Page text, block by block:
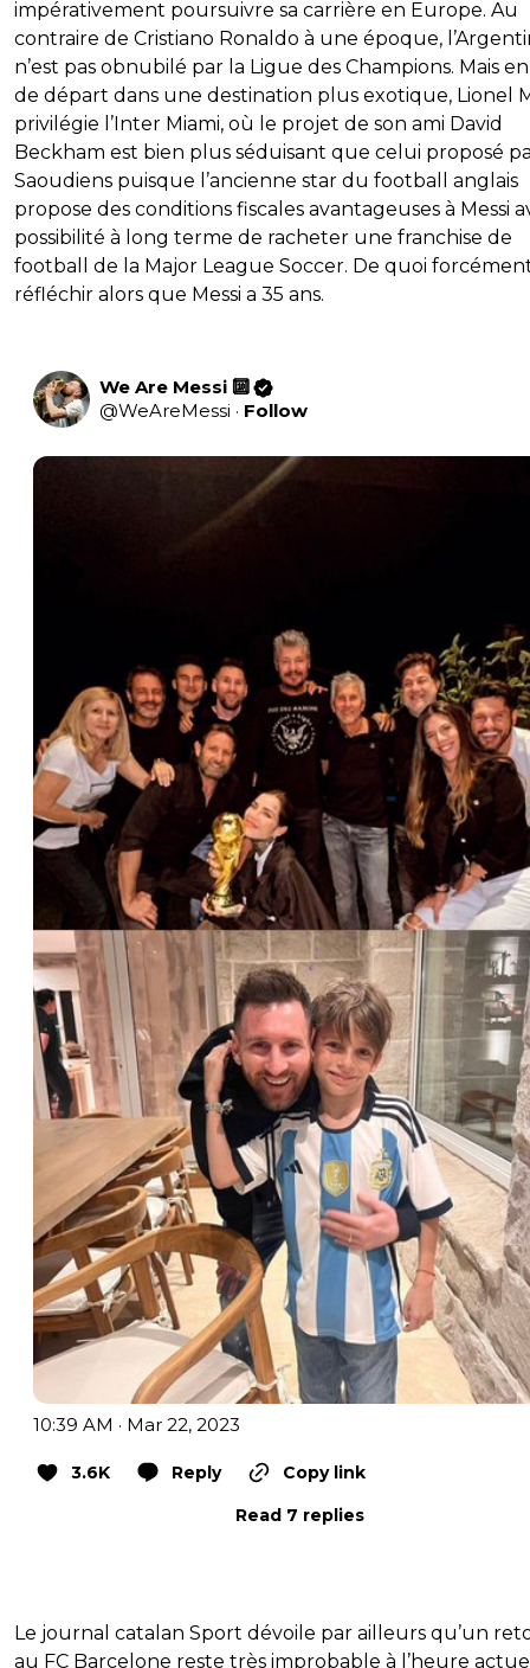
impérativement poursuivre sa carrière en Europe. Au
contraire de Cristiano Ronaldo à une époque,
n’est pas obnubilé par la Ligue des Champions. Mais
de départ dans une destination plus exotique, Lionel
privilégie l’Inter Miami, où le projet de son ami David
Beckham est bien plus séduisant que celui proposé
Saoudiens puisque l’ancienne star du football anglais
propose des conditions fiscales avantageuses à Messi
possibilité à long terme de racheter une franchise de
football de la Major League Soccer. De quoi
réfléchir alors que Messi a 35 ans.
We Are Messi 🔟
@WeAreMessi · Follow
10:39 AM · Mar 22, 2023
3.6K Reply
Copy link
Read 7 replies
Le journal catalan Sport dévoile par ailleurs qu’un
au FC Barcelone reste très improbable à l’heure